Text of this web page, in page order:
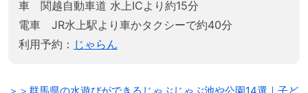
車 関越自動車道 水上ICより約15分
電車 JR水上駅より車かタクシーで約40分
利用予約： じゃらん
＞＞群馬県の水遊びができるじゃぶじゃぶ池や公園14選｜子ど